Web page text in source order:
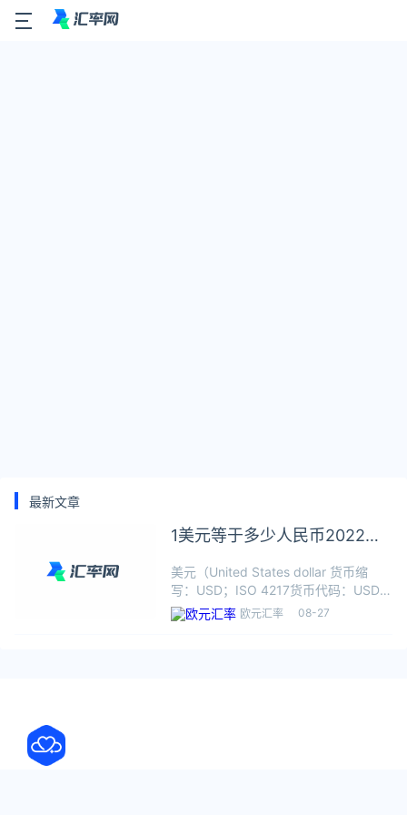
最新文章
1美元等于多少人民币2022年8
美元（United States dollar 货币缩
写：USD；ISO 4217货币代码：USD；
符号：USA$）是美利坚合众国的法定
货币，流通的美元纸币是自1929年以来
欧元汇率 08-27